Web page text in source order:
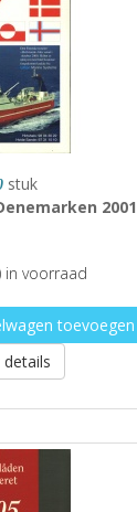
stuk
2001
in voorraad
toevoegen